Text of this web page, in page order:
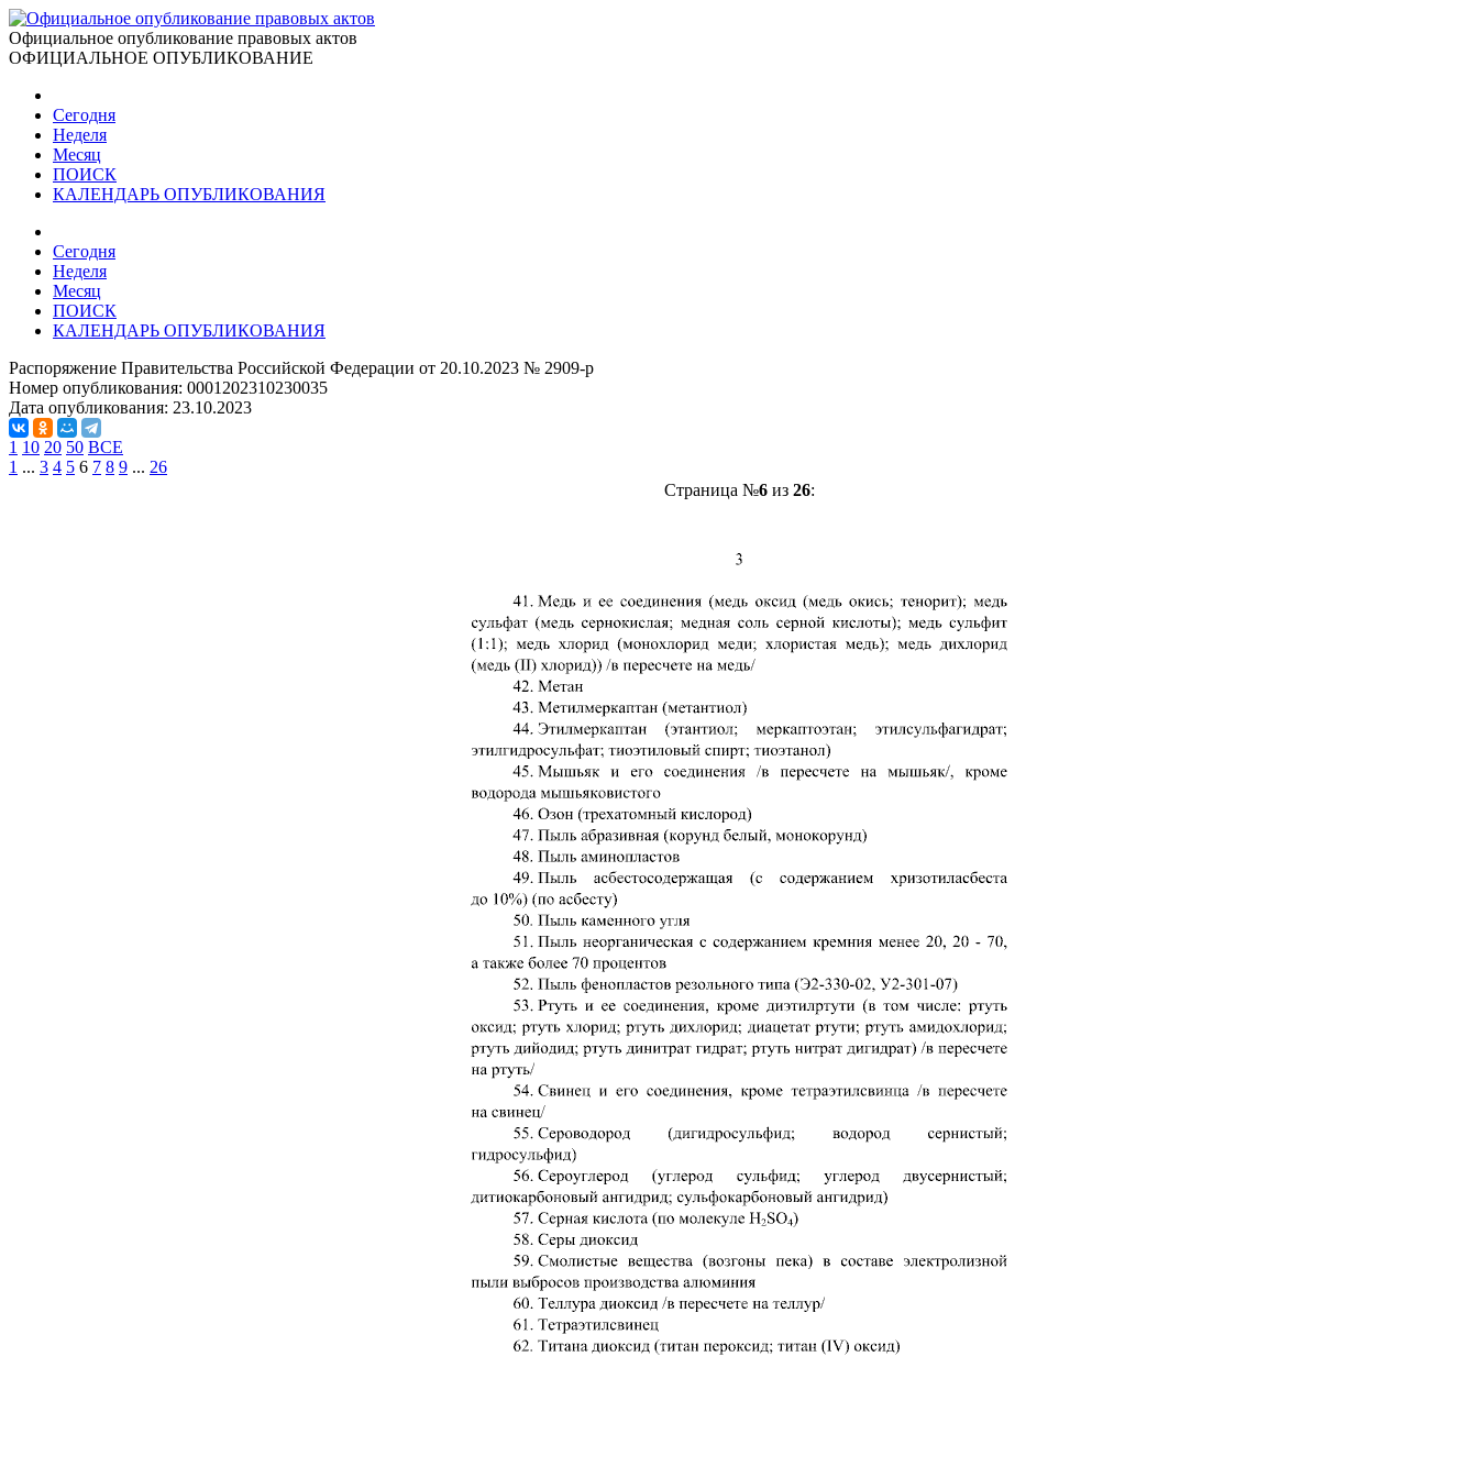
Официальное опубликование правовых актов
ОФИЦИАЛЬНОЕ ОПУБЛИКОВАНИЕ
Сегодня
Неделя
Месяц
ПОИСК
КАЛЕНДАРЬ ОПУБЛИКОВАНИЯ
Сегодня
Неделя
Месяц
ПОИСК
КАЛЕНДАРЬ ОПУБЛИКОВАНИЯ
Распоряжение Правительства Российской Федерации от 20.10.2023 № 2909-р
Номер опубликования: 0001202310230035
Дата опубликования: 23.10.2023
1 10 20 50 ВСЕ
1 ... 3 4 5 6 7 8 9 ... 26
Страница №6из 26: